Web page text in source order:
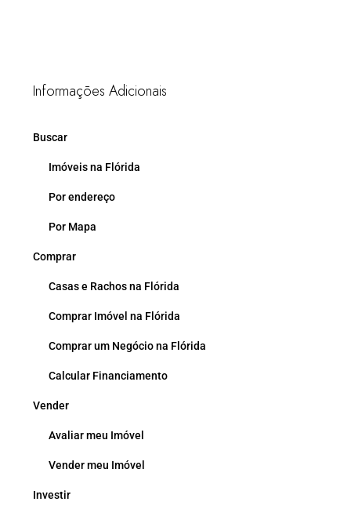
Informações Adicionais
Buscar
Imóveis na Flórida
Por endereço
Por Mapa
Comprar
Casas e Rachos na Flórida
Comprar Imóvel na Flórida
Comprar um Negócio na Flórida
Calcular Financiamento
Vender
Avaliar meu Imóvel
Vender meu Imóvel
Investir